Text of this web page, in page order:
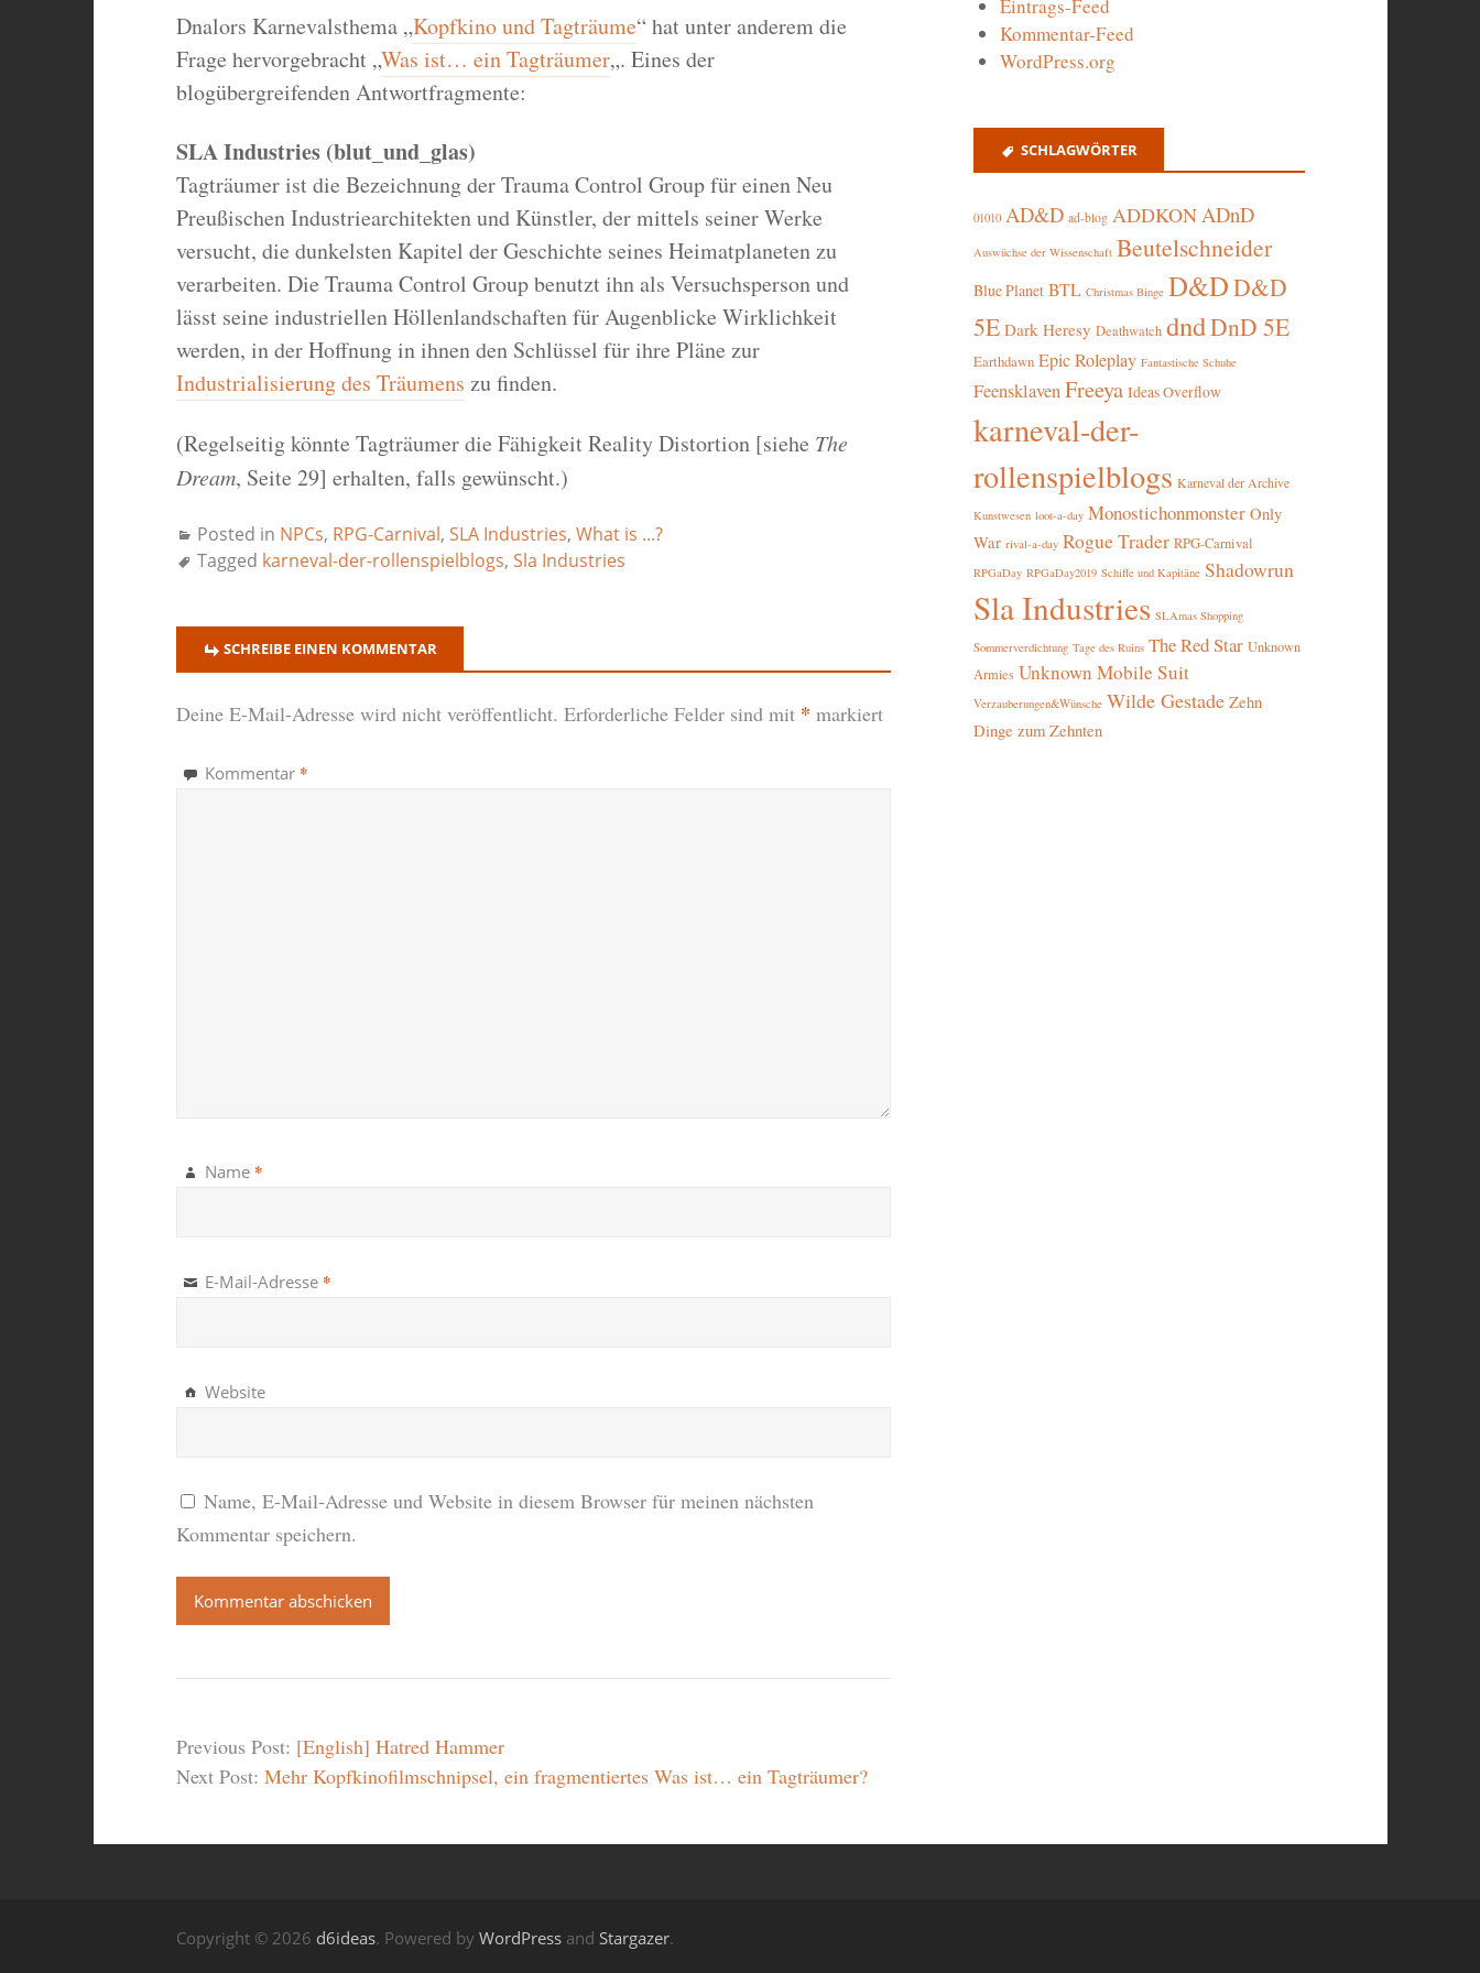
Dnalors Karnevalsthema „Kopfkino und Tagträume“ hat unter anderem die
Frage hervorgebracht „Was ist… ein Tagträumer„. Eines der
blogübergreifenden Antwortfragmente:
SLA Industries (blut_und_glas)
Tagträumer ist die Bezeichnung der Trauma Control Group für einen Neu
Preußischen Industriearchitekten und Künstler, der mittels seiner Werke
versucht, die dunkelsten Kapitel der Geschichte seines Heimatplaneten zu
verarbeiten. Die Trauma Control Group benutzt ihn als Versuchsperson und
lässt seine industriellen Höllenlandschaften für Augenblicke Wirklichkeit
werden, in der Hoffnung in ihnen den Schlüssel für ihre Pläne zur
Industrialisierung des Träumens zu finden.
(Regelseitig könnte Tagträumer die Fähigkeit Reality Distortion [siehe The
Dream, Seite 29] erhalten, falls gewünscht.)
Posted in NPCs, RPG-Carnival, SLA Industries, What is ...?
Tagged karneval-der-rollenspielblogs, Sla Industries
SCHREIBE EINEN KOMMENTAR
Deine E-Mail-Adresse wird nicht veröffentlicht. Erforderliche Felder sind mit * markiert
Kommentar *
Name *
E-Mail-Adresse *
Website
Name, E-Mail-Adresse und Website in diesem Browser für meinen nächsten
Kommentar speichern.
Previous Post: [English] Hatred Hammer
Next Post: Mehr Kopfkinofilmschnipsel, ein fragmentiertes Was ist… ein Tagträumer?
Eintrags-Feed
Kommentar-Feed
WordPress.org
SCHLAGWÖRTER
01010 AD&D ad-blog ADDKONADnD
Auswüchse der Wissenschaft Beutelschneider
Blue Planet BTL Christmas Binge D&DD&D
5E Dark Heresy Deathwatch dndDnD 5E
Earthdawn Epic Roleplay Fantastische Schuhe
Feensklaven Freeya Ideas Overflow
karneval-der-
rollenspielblogs Karneval der Archive
Kunstwesen loot-a-day Monostichonmonster Only
War rival-a-day Rogue Trader RPG-Carnival
RPGaDay RPGaDay2019 Schiffe und Kapitäne Shadowrun
Sla Industries SLAmas Shopping
Sommerverdichtung Tage des Ruins The Red Star Unknown
Armies Unknown Mobile Suit
Verzauberungen&Wünsche Wilde Gestade Zehn
Dinge zum Zehnten
Copyright © 2026 d6ideas. Powered by WordPressand Stargazer.